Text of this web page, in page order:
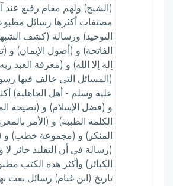
(الشيخ) ولهم مقام رفيع عند
مصنفات أكثرها رسائل
التوحيد) ورسالة (كشف
الفاتحة) و (أصول الإيمان) و
إله إلا الله) و (معرفة العبد
(المسائل التي خالف فيها
عليه وسلم - أهل الجاهلية)
و (فضل الإسلام) و (نصيحة
الكلمة الطيبة) و (الأمر
المنكر) و (مجموعة خطب) و
(رسالة في أن التقليد جائز
الكبائر) وأكثر هذه الكتب
تاريخ (ابن غنام) رسائل بعث